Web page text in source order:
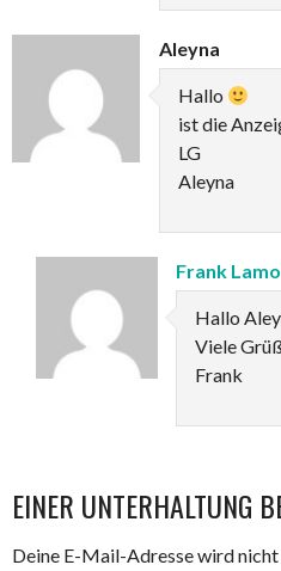
Aleyna
Hallo
ist die
LG
Aleyna
Frank
Hallo
Viele
Frank
EINER UNTERHALTUNG
Deine E-Mail-Adresse wird